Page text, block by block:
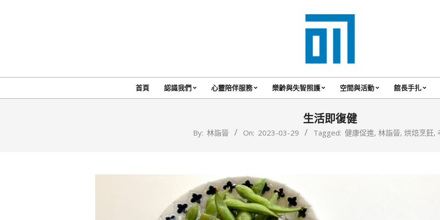
017
Cafe'
與
你
一
啡
館
Primary
Menu
首頁 認識我們 心靈陪伴服務 樂齡與失智照護 空間與活動 館長手扎
生活即復健
By: 林詣晉 On: 2023-03-29 Tagged: 健康促進, 林詣晉, 烘焙烹飪,